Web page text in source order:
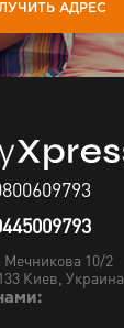
АДРЕС
Мечникова 10/2
Киев, Украина